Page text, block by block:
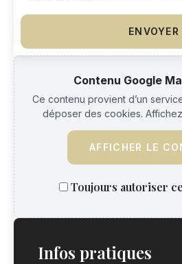
Contenu Google
Ce contenu provient d’un
déposer des cookies.
AFFICHER LE
Toujours autoriser
Infos pratiques
ENVOYER